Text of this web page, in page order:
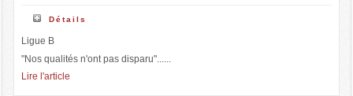
Détails
Ligue B
"Nos qualités n'ont pas disparu"......
Lire l'article